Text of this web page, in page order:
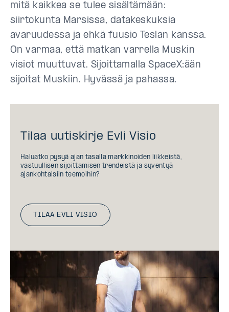
mitä kaikkea se tulee sisältämään:
siirtokunta Marsissa, datakeskuksia
avaruudessa ja ehkä fuusio Teslan kanssa.
On varmaa, että matkan varrella Muskin
visiot muuttuvat. Sijoittamalla SpaceX:ään
sijoitat Muskiin. Hyvässä ja pahassa.
Tilaa uutiskirje Evli Visio
Haluatko pysyä ajan tasalla markkinoiden liikkeistä,
vastuullisen sijoittamisen trendeistä ja syventyä
ajankohtaisiin teemoihin?
TILAA EVLI VISIO